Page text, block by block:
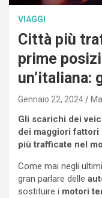
VIAGGI
Città più
prime
un’italiana:
Gennaio 22, 2024
Gli scarichi dei
dei maggiori fattori
più trafficate nel
Come mai negli
gran parlare delle
sostituire i motori